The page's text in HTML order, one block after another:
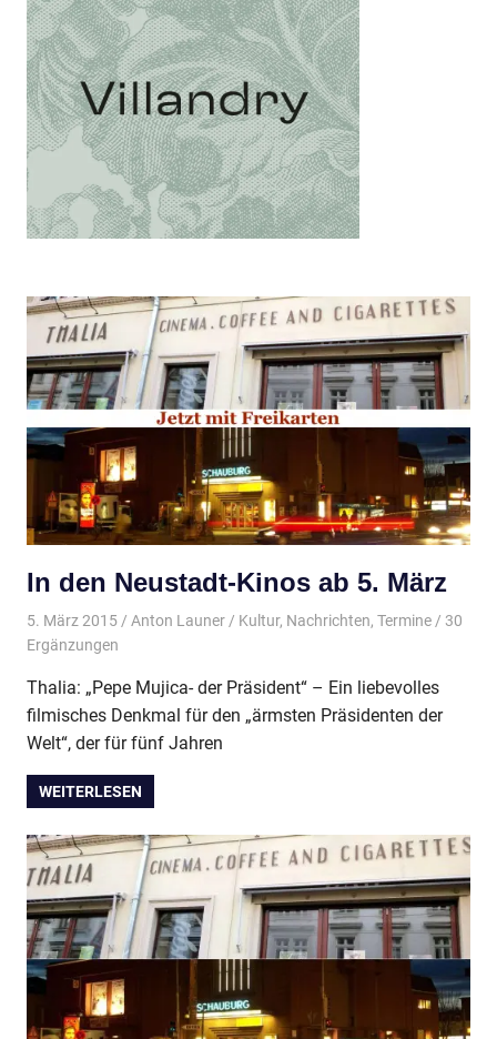
In den Neustadt-Kinos ab 5. März
5. März 2015 Anton Launer Kultur, Nachrichten, Termine/ 30
Ergänzungen
Thalia: „Pepe Mujica- der Präsident“ – Ein liebevolles
filmisches Denkmal für den „ärmsten Präsidenten der
Welt“, der für fünf Jahren
WEITERLESEN